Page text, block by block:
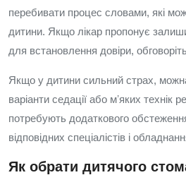
перебивати процес словами, які
дитини. Якщо лікар пропонує
для встановлення довіри,
Якщо у дитини сильний страх,
варіанти седації або мʼяких технік
потребують додаткового
відповідних спеціалістів і
Як обрати дитячого